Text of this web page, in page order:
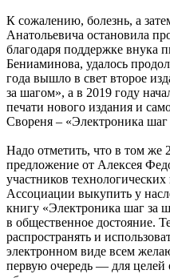
К сожалению, болезнь, а
Анатольевича остановила
благодаря поддержке внука
Бениаминова, удалось
года вышло в свет второе
за шагом», а в 2019 году
печати нового издания и
Свореня – «Электроника шаг
Надо отметить, что в том же
предложение от Алексея
участников
Ассоциации выкупить у
книгу «Электроника шаг за
в общественное достояние.
распространять и
электронном виде всем
первую очередь — для целей